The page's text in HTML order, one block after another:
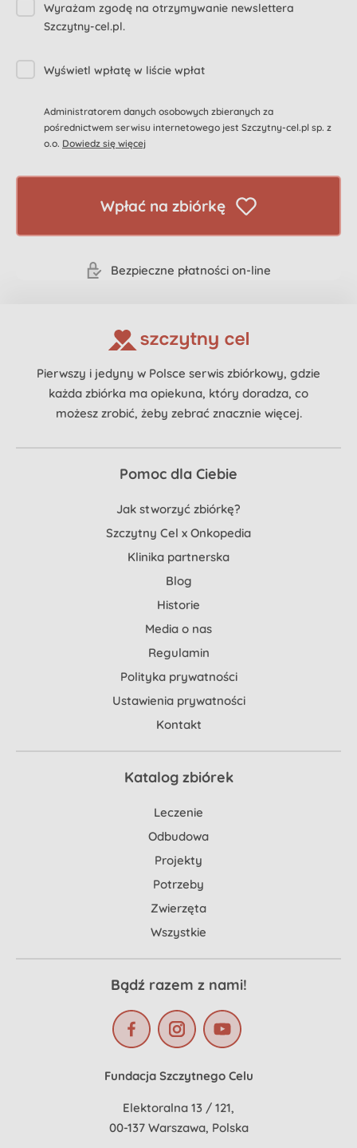
Wyrażam zgodę na otrzymywanie newslettera
Szczytny-cel.pl.
Wyświetl wpłatę w liście wpłat
Administratorem danych osobowych zbieranych za
pośrednictwem serwisu internetowego jest Szczytny-cel.pl sp. z
o.o. Dowiedz się więcej
Wpłać na zbiórkę
Bezpieczne płatności on-line
Pierwszy i jedyny w Polsce serwis zbiórkowy, gdzie
każda zbiórka ma opiekuna, który doradza, co
możesz zrobić, żeby zebrać znacznie więcej.
Pomoc dla Ciebie
Jak stworzyć zbiórkę?
Szczytny Cel x Onkopedia
Klinika partnerska
Blog
Historie
Media o nas
Regulamin
Polityka prywatności
Ustawienia prywatności
Kontakt
Katalog zbiórek
Leczenie
Odbudowa
Projekty
Potrzeby
Zwierzęta
Wszystkie
Bądź razem z nami!
Fundacja Szczytnego Celu
Elektoralna 13 / 121,
00-137 Warszawa, Polska